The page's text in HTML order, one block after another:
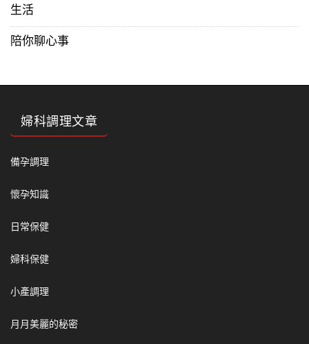
生活
陪你聊心事
婦科調理文章
備孕調理
懷孕知識
日常保健
婦科保健
小產調理
月月美麗的秘密